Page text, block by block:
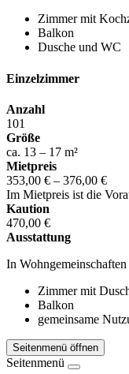
Zimmer mit
Balkon
Dusche und WC
Einzelzimmer
Anzahl
101
Größe
ca. 13 – 17 m²
Mietpreis
353,00 € – 376,00 €
Im Mietpreis ist die
Kaution
470,00 €
Ausstattung
In
Zimmer mit
Balkon
gemeinsame
Seitenmenü öffnen
Seitenmenü